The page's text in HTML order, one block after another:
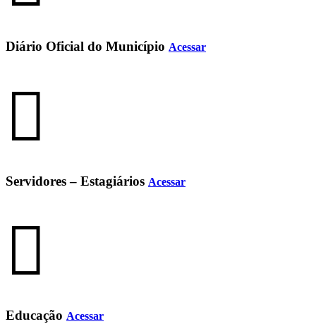
Diário Oficial do Município Acessar
Servidores – Estagiários Acessar
Educação Acessar